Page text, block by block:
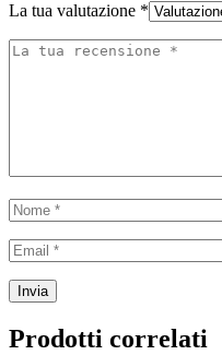
La tua valutazione *
Prodotti correlati